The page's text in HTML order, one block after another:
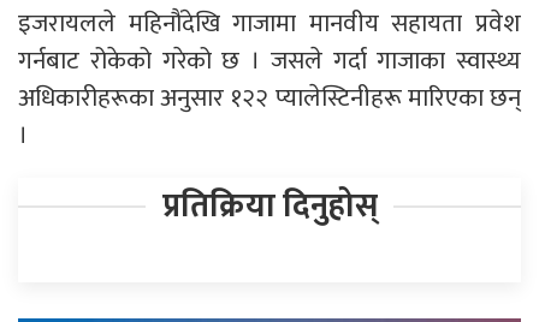
इजरायलले महिनौंदेखि गाजामा मानवीय सहायता प्रवेश
गर्नबाट रोकेको गरेको छ । जसले गर्दा गाजाका स्वास्थ्य
अधिकारीहरूका अनुसार १२२ प्यालेस्टिनीहरू मारिएका छन्
।
प्रतिक्रिया दिनुहोस्